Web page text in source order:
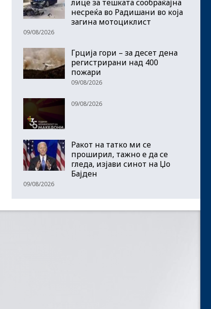
лице за тешката сообраќајна
несреќа во Радишани во која
загина мотоциклист
09/08/2026
Грција гори – за десет дена
регистрирани над 400
пожари
09/08/2026
09/08/2026
Ракот на татко ми се
проширил, тажно е да се
гледа, изјави синот на Џо
Бајден
09/08/2026